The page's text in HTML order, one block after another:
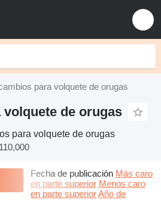
para volquete de orugas
de orugas
para volquete de orugas
Fecha de publicación Más caro
en parte superior Menos caro
en parte superiorAño de